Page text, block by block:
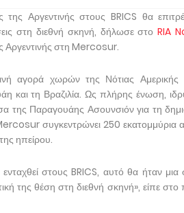
της Αργεντινής στους BRICS θα
στη διεθνή σκηνή, δήλωσε στοRIA
Αργεντινής στη Mercosur.
αγορά χωρών της Νότιας Αμερικής
και τη Βραζιλία. Ως πλήρης ένωση,
Παραγουάης Ασουνσιόν για τη
συγκεντρώνει 250
ηπείρου.
στους BRICS, αυτό θα ήταν
της θέση στη διεθνή σκηνή», είπε